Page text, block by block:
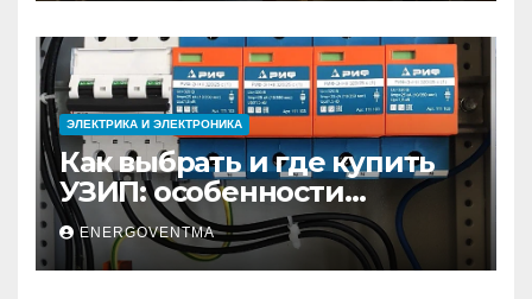
ЭЛЕКТРИКА И ЭЛЕКТРОНИКА
Как выбрать и где купить
УЗИП: особенности
устройств защиты от
импульсных
перенапряжений
ENERGOVENTMA